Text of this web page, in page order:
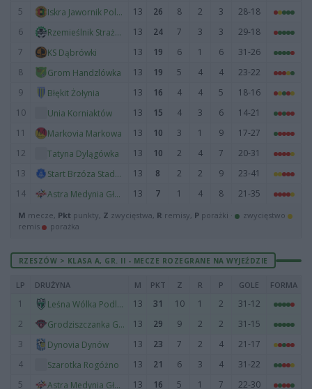
5
Iskra Jawornik Polski 13 26 8 2 3
28-18
6
Rzemieślnik Strażów 13 24 7 3 3
29-18
7
KS Dąbrówki 13 19 6 1 6
31-26
8
Grom Handzlówka 13 19 5 4 4
23-22
9
Błękit Żołynia 13 16 4 4 5
18-16
10
Unia Korniaktów 13 15 4 3 6
14-21
11
Markovia Markowa 13 10 3 1 9
17-27
12
Tatyna Dylągówka 13 10 2 4 7
20-31
13
Start Brzóza Stadnicka 13 8 2 2 9
23-41
14
Astra Medynia Głogowska 13 7 1 4 8 21-35
M mecze, Pkt punkty, Z zwycięstwa, R remisy, P porażki ·
zwycięstwo
remis
porażka
RZESZÓW > KLASA A, GR. II - MECZE ROZEGRANE NA WYJEŹDZIE
LP DRUŻYNA M PKT Z R P GOLE FORMA
1 Leśna Wólka Podleśna 13 31 10 1 2
31-12
2
Grodziszczanka Grodzisko Dolne 13 29 9 2 2
31-15
3
Dynovia Dynów 13 23 7 2 4
21-17
4
Szarotka Rogóżno 13 21 6 3 4
31-22
5
Astra Medynia Głogowska 13 16 5 1 7 22-30